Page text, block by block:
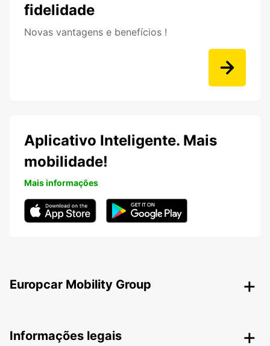
fidelidade
Novas vantagens e benefícios !
Aplicativo Inteligente. Mais
mobilidade!
Mais informações
Europcar Mobility Group
Informações legais